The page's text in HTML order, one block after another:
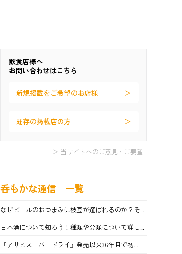
飲食店様へ
お問い合わせはこちら
新規掲載をご希望のお店様
既存の掲載店の方
＞ 当サイトへのご意見・ご要望
呑もかな通信 一覧
なぜビールのおつまみに枝豆が選ばれるのか？そ...
日本酒について知ろう！種類や分類について詳し...
『アサヒスーパードライ』発売以来36年目で初...